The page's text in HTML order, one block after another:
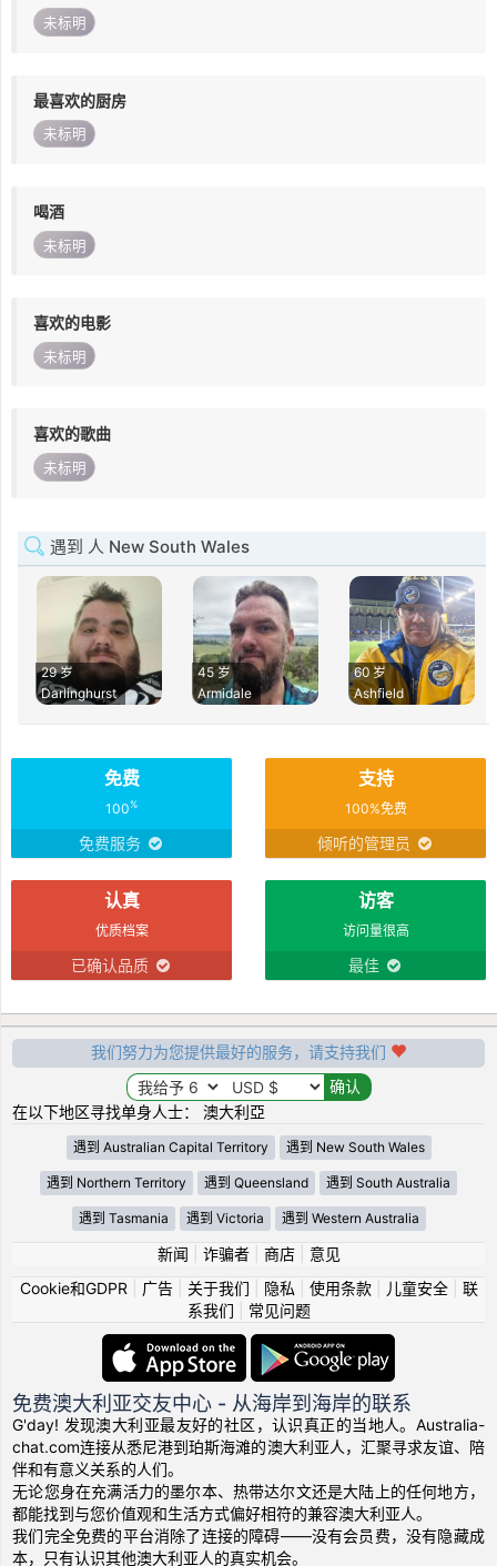
未标明
最喜欢的厨房
未标明
喝酒
未标明
喜欢的电影
未标明
喜欢的歌曲
未标明
遇到 人 New South Wales
29 岁
Darlinghurst
45 岁
Armidale
60 岁
Ashfield
免费
100%
免费服务
支持
100%免费
倾听的管理员
认真
优质档案
已确认品质
访客
访问量很高
最佳
我们努力为您提供最好的服务，请支持我们
在以下地区寻找单身人士： 澳大利亞
遇到 Australian Capital Territory 遇到 New South Wales
遇到 Northern Territory 遇到 Queensland 遇到 South Australia
遇到 Tasmania 遇到 Victoria 遇到 Western Australia
新闻 诈骗者| 商店| 意见
Cookie和GDPR
广告| 关于我们 隐私 使用条款| 儿童安全| 联
系我们
常见问题
免费澳大利亚交友中心 - 从海岸到海岸的联系
G'day! 发现澳大利亚最友好的社区，认识真正的当地人。Australia-
chat.com连接从悉尼港到珀斯海滩的澳大利亚人，汇聚寻求友谊、陪
伴和有意义关系的人们。
无论您身在充满活力的墨尔本、热带达尔文还是大陆上的任何地方，
都能找到与您价值观和生活方式偏好相符的兼容澳大利亚人。
我们完全免费的平台消除了连接的障碍——没有会员费，没有隐藏成
本，只有认识其他澳大利亚人的真实机会。